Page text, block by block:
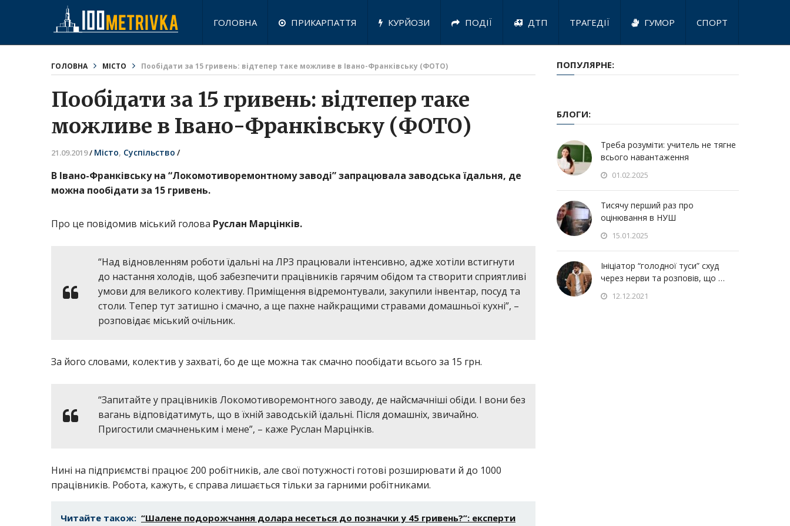
ГОЛОВНА ПРИКАРПАТТЯ КУРЙОЗИ ПОДІЇ ДТП ТРАГЕДІЇ ГУМОР СПОРТ
ГОЛОВНА МІСТО Пообідати за 15 гривень: відтепер таке можливе в Івано-Франківську (ФОТО)
Пообідати за 15 гривень: відтепер таке
можливе в Івано-Франківську (ФОТО)
21.09.2019/ Місто, Суспільство /
В Івано-Франківську на “Локомотиворемонтному заводі” запрацювала заводська їдальня, де
можна пообідати за 15 гривень.
Про це повідомив міський голова Руслан Марцінків.
“Над відновленням роботи їдальні на ЛРЗ працювали інтенсивно, адже хотіли встигнути
до настання холодів, щоб забезпечити працівників гарячим обідом та створити сприятливі
умови для великого колективу. Приміщення відремонтували, закупили інвентар, посуд та
столи. Тепер тут затишно і смачно, а ще пахне найкращими стравами домашньої кухні”, –
розповідає міський очільник.
За його словами, колектив у захваті, бо де ще можна так смачно пообідати всього за 15 грн.
“Запитайте у працівників Локомотиворемонтного заводу, де найсмачніші обіди. І вони без
вагань відповідатимуть, що в їхній заводській їдальні. Після домашніх, звичайно.
Пригостили смачненьким і мене”, – каже Руслан Марцінків.
Нині на підприємстві працює 200 робітників, але свої потужності готові розширювати й до 1000
працівників. Робота, кажуть, є справа лишається тільки за гарними робітниками.
Читайте також: “Шалене подорожчання долара несеться до позначки у 45 гривень?”: експерти
ПОПУЛЯРНЕ:
БЛОГИ:
Треба розуміти: учитель не тягне
всього навантаження
01.02.2025
Тисячу перший раз про
оцінювання в НУШ
15.01.2025
Ініціатор “голодної туси” схуд
через нерви та розповів, що …
12.12.2021